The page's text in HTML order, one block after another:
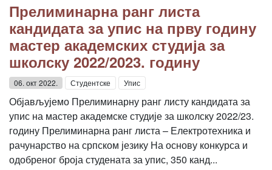
Прелиминарна ранг листа
кандидата за упис на прву годину
мастер академских студија за
школску 2022/2023. годину
06. окт 2022. Студентске Упис
Објављујемо Прелиминарну ранг листу кандидата за
упис на мастер академске студије за школску 2022/23.
годину Прелиминарна ранг листа – Електротехника и
рачунарство на српском језику На основу конкурса и
одобреног броја студената за упис, 350 канд...